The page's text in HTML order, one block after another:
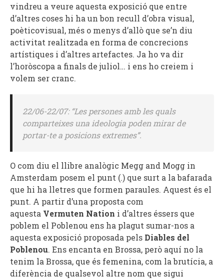
vindreu a veure aquesta exposició que entre
d’altres coses hi ha un bon recull d’obra visual,
poèticovisual, més o menys d’allò que se’n diu
activitat realitzada en forma de concrecions
artístiques i d’altres artefactes. Ja ho va dir
l’horòscopa a finals de juliol… i ens ho creiem i
volem ser cranc.
22/06-22/07: “Les persones amb les quals
comparteixes una ideologia poden mirar de
portar-te a posicions extremes”.
O com diu el llibre analògic Megg and Mogg in
Amsterdam posem el punt (.) que surt a la bafarada
que hi ha lletres que formen paraules. Aquest és el
punt. A partir d’una proposta com
aquesta Vermuten Nation i d’altres éssers que
poblem el Poblenou ens ha plagut sumar-nos a
aquesta exposició proposada pels Diables del
Poblenou. Ens encanta en Brossa, però aquí no la
tenim la Brossa, que és femenina, com la brutícia, a
diferència de qualsevol altre nom que sigui